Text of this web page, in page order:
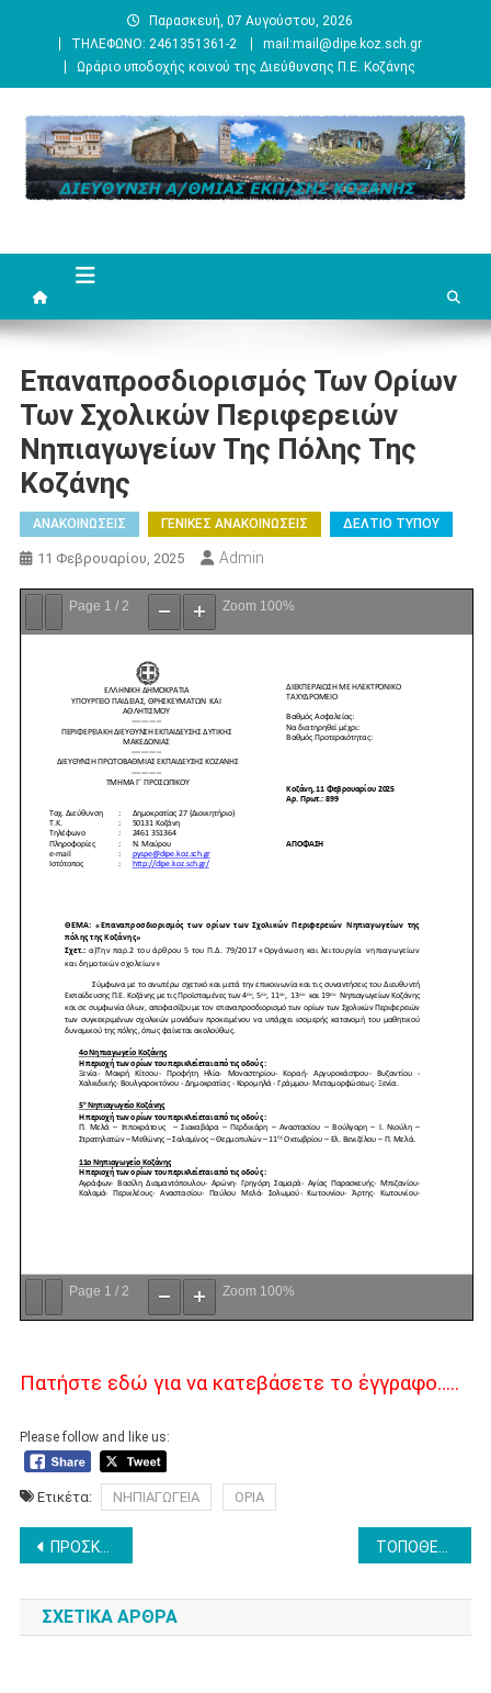
Παρασκευή, 07 Αυγούστου, 2026
ΤΗΛΕΦΩΝΟ: 2461351361-2
mail:mail@dipe.koz.sch.gr
Ωράριο υποδοχής κοινού της Διεύθυνσης Π.Ε. Κοζάνης
Επαναπροσδιορισμός Των Ορίων
Των Σχολικών Περιφερειών
Νηπιαγωγείων Της Πόλης Της
Κοζάνης
ΑΝΑΚΟΙΝΩΣΕΙΣ ΓΕΝΙΚΕΣ ΑΝΑΚΟΙΝΩΣΕΙΣ ΔΕΛΤΙΟ ΤΥΠΟΥ
11 Φεβρουαρίου, 2025 Admin
Page 1 / 2 Zoom 100%
Page 1 / 2 Zoom 100%
Πατήστε εδώ για να κατεβάσετε το έγγραφο…..
Please follow and like us:
Ετικέτα: ΝΗΠΙΑΓΩΓΕΙΑ ΟΡΙΑ
Πλοήγηση
άρθρων
ΠΡΟΣΚΛΗΣΗ ΕΚΔΗΛΩΣΗΣ ΕΝΔΙΑΦΕΡΟΝΤΟΣ ΓΙΑ ΠΛΗΡΩΣΗ ΜΕ ΕΠΙΛΟΓΗ ΤΩΝ ΚΕΝΩΘΕΝΤΩΝ ΘΕΣΕΩΝ ΠΡΟÏΣΤΑΜΕΝΩΝ ΠΕΙΡΑΜΑΤΙΚΩΝ ΝΗΠΙΑΓΩΓΕΙΩΝ ΚΑΙ ΠΡΟÏΣΤΑΜΕΝΩΝ ΠΕΙΡΑΜΑΤΙΚΩΝ ΔΗΜΟΤΙΚΩΝ ΣΧΟΛΕΙΩΝ ΤΟΠΟΘΕΤΗΣΕΙΣ ΑΝΑΠΛΗΡΩΤΩΝ E’ ΦΑΣΗΣ
ΣΧΕΤΙΚΆ ΆΡΘΡΑ